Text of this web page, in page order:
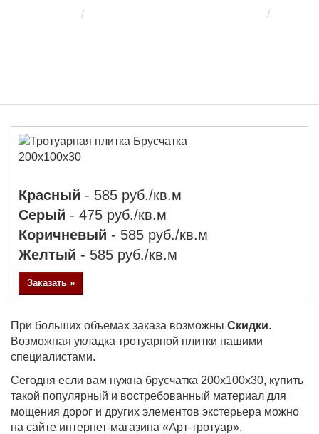
Красный - 585 руб./кв.м
Серый - 475 руб./кв.м
Коричневый - 585 руб./кв.м
Желтый - 585 руб./кв.м
Заказать »
При больших объемах заказа возможны Скидки.
Возможная укладка тротуарной плитки нашими
специалистами.
Сегодня если вам нужна брусчатка 200х100х30, купить
такой популярный и востребованный материал для
мощения дорог и других элементов экстерьера можно
на сайте интернет-магазина «Арт-тротуар».